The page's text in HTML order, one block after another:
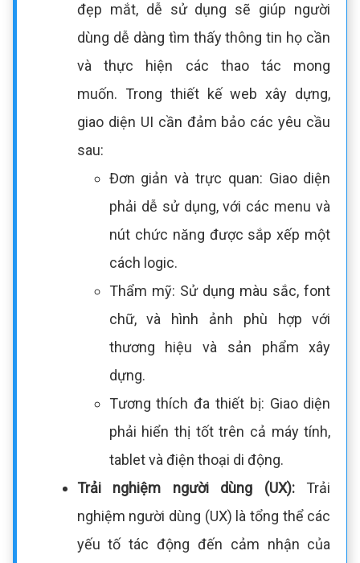
đẹp mắt, dễ sử dụng sẽ giúp người
dùng dễ dàng tìm thấy thông tin họ cần
và thực hiện các thao tác mong
muốn. Trong thiết kế web xây dựng,
giao diện UI cần đảm bảo các yêu cầu
sau:
Đơn giản và trực quan: Giao diện
phải dễ sử dụng, với các menu và
nút chức năng được sắp xếp một
cách logic.
Thẩm mỹ: Sử dụng màu sắc, font
chữ, và hình ảnh phù hợp với
thương hiệu và sản phẩm xây
dựng.
Tương thích đa thiết bị: Giao diện
phải hiển thị tốt trên cả máy tính,
tablet và điện thoại di động.
Trải nghiệm người dùng (UX): Trải
nghiệm người dùng (UX) là tổng thể các
yếu tố tác động đến cảm nhận của